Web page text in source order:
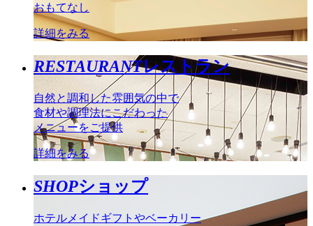
おもてなし
詳細をみる
RESTAURANTレストラン
自然と調和した雰囲気の中で
食材や調理法にこだわった
メニューをご提供
詳細をみる
SHOPショップ
ホテルメイドギフトやベーカリー